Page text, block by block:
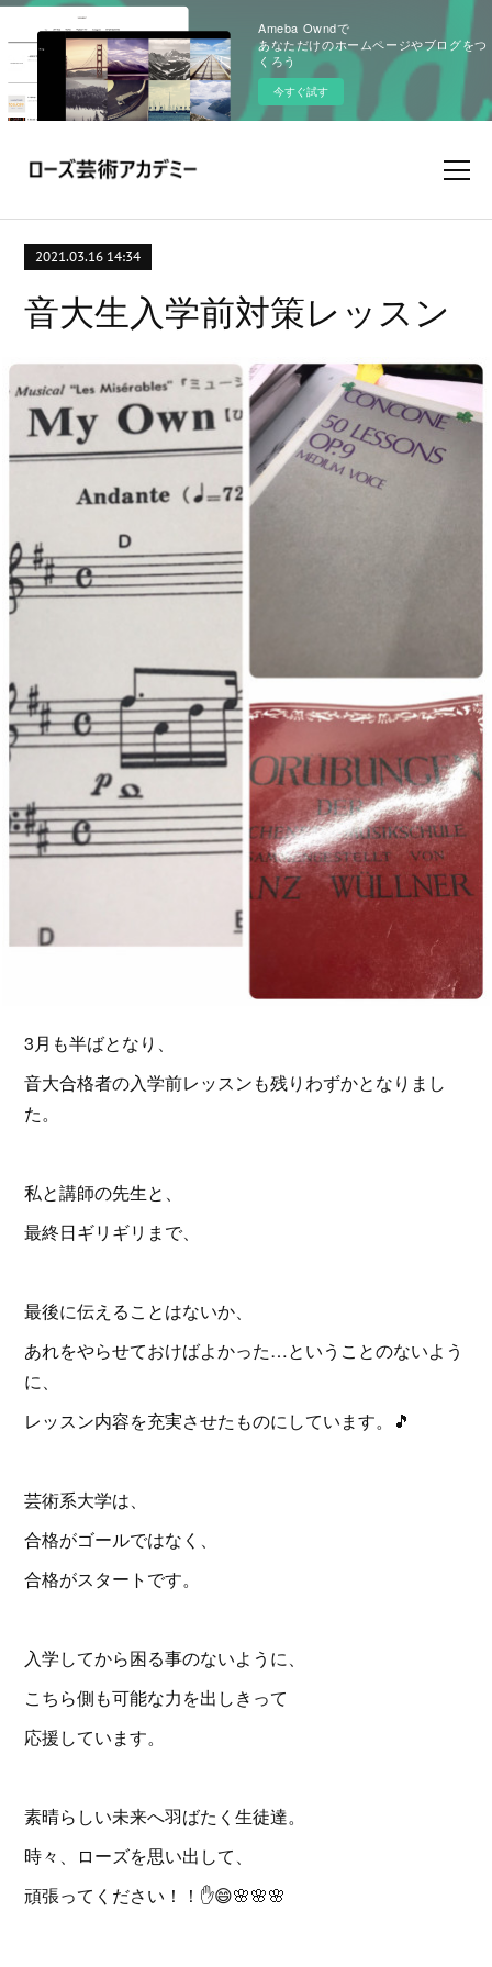
Ameba Owndで
あなただけのホームページやブログをつ
くろう
今すぐ試す
2021.03.16 14:34
音大生入学前対策レッスン
3月も半ばとなり、
音大合格者の入学前レッスンも残りわずかとなりまし
た。
私と講師の先生と、
最終日ギリギリまで、
最後に伝えることはないか、
あれをやらせておけばよかった…ということのないよう
に、
レッスン内容を充実させたものにしています。🎵
芸術系大学は、
合格がゴールではなく、
合格がスタートです。
入学してから困る事のないように、
こちら側も可能な力を出しきって
応援しています。
素晴らしい未来へ羽ばたく生徒達。
時々、ローズを思い出して、
頑張ってください！！✋️😄🌸🌸🌸